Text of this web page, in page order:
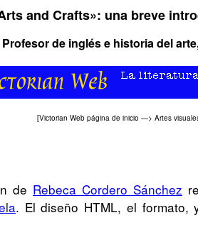
and Crafts»: una breve
Profesor de inglés e historia del
[Victorian Web página de inicio —> Artes
de Rebeca Cordero Sánchez
. El diseño HTML, el